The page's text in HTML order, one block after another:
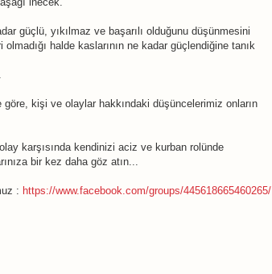
güçlü, yıkılmaz ve başarılı olduğunu düşünmesini
halde kaslarının ne kadar güçlendiğine tanık
kişi ve olaylar hakkındaki düşüncelerimiz onların
karşısında kendinizi aciz ve kurban rolünde
bir kez daha göz atın...
: https://www.facebook.com/groups/445618665460265/